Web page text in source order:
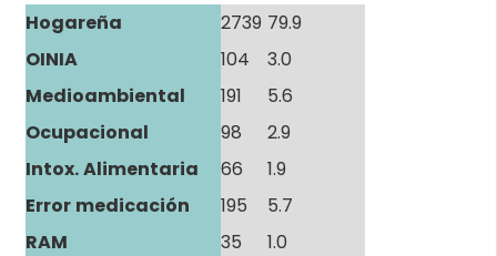
Hogareña
2739 79.9
OINIA
104
3.0
Medioambiental
191
5.6
Ocupacional
98
2.9
Intox. Alimentaria
66
1.9
Error medicación
195
5.7
RAM
35
1.0